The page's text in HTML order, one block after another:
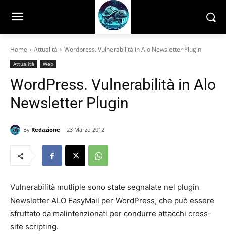
Home Attualità Wordpress. Vulnerabilità in Alo Newsletter Plugin
Attualità Web
WordPress. Vulnerabilità in Alo
Newsletter Plugin
By Redazione 23 Marzo 2012
Vulnerabilità mutliple sono state segnalate nel plugin
Newsletter ALO EasyMail per WordPress, che può essere
sfruttato da malintenzionati per condurre attacchi cross-
site scripting.